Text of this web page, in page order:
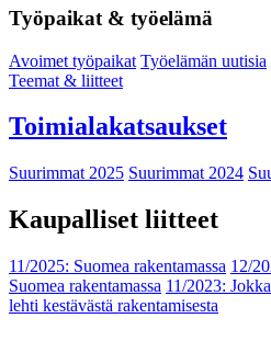
Työpaikat & työelämä
Avoimet työpaikat Työelämän uutisia
Teemat & liitteet
Toimialakatsaukset
Suurimmat 2025 Suurimmat 2024
Kaupalliset liitteet
11/2025: Suomea rakentamassa 12/
Suomea rakentamassa 11/2023:
lehti kestävästä rakentamisesta